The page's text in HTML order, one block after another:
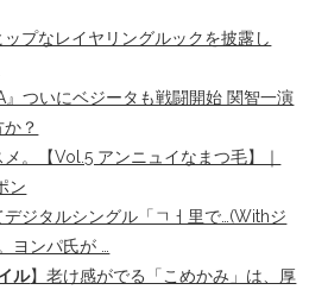
プなレイヤリングルックを披露し
』ついにベジータも戦闘開始 関智一演
？
。【Vol.5 アンニュイなまつ毛】｜
ン
ジタルシングル「ㄱㅓ里で…(Withジ
ヨンパ氏が …
ル】老け感がでる「こめかみ」は、厚